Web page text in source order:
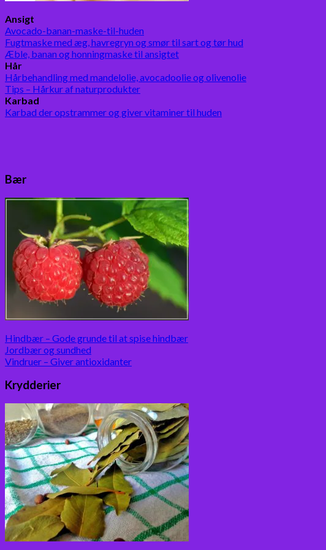
Ansigt
Avocado-banan-maske-til-huden
Fugtmaske med æg, havregryn og smør til sart og tør hud
Æble, banan og honningmaske til ansigtet
Hår
Hårbehandling med mandelolie, avocadoolie og olivenolie
Tips – Hårkur af naturprodukter
Karbad
Karbad der opstrammer og giver vitaminer til huden
Bær
Hindbær – Gode grunde til at spise hindbær
Jordbær og sundhed
Vindruer – Giver antioxidanter
Krydderier